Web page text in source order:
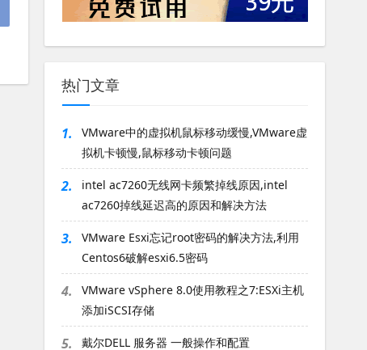
热门文章
1.
VMware中的虚拟机鼠标移动缓慢,VMware虚
拟机卡顿慢,鼠标移动卡顿问题
2.
intel ac7260无线网卡频繁掉线原因,intel
ac7260掉线延迟高的原因和解决方法
3.
VMware Esxi忘记root密码的解决方法,利用
Centos6破解esxi6.5密码
4.
VMware vSphere 8.0使用教程之7:ESXi主机
添加iSCSI存储
5. 戴尔DELL 服务器 一般操作和配置